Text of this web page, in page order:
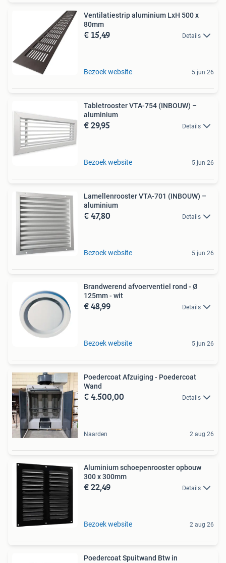
Ventilatiestrip aluminium LxH 500 x
80mm
€ 15,49 Details
Bezoek website 5 jun 26
Tabletrooster VTA-754 (INBOUW) –
aluminium
€ 29,95 Details
Bezoek website 5 jun 26
Lamellenrooster VTA-701 (INBOUW) –
aluminium
€ 47,80 Details
Bezoek website 5 jun 26
Brandwerend afvoerventiel rond - Ø
125mm - wit
€ 48,99 Details
Bezoek website 5 jun 26
Poedercoat Afzuiging - Poedercoat
Wand
€ 4.500,00 Details
Naarden 2 aug 26
Aluminium schoepenrooster opbouw
300 x 300mm
€ 22,49 Details
Bezoek website 2 aug 26
Poedercoat Spuitwand Btw in